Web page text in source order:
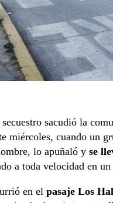
sacudió la
miércoles, cuando un
lo apuñaló y se
a toda velocidad en
en el pasaje Los